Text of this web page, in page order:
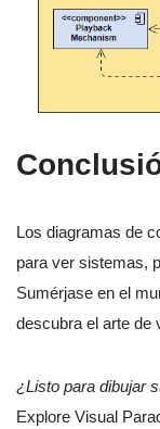
Los diagramas de
para ver sistemas,
Sumérjase en el
descubra el arte de
¿Listo para dibujar
Explore Visual